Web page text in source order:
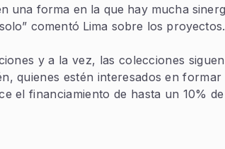
una forma en la que hay mucha
comentó Lima sobre los proyectos.
y a la vez, las colecciones
quienes estén interesados en
el financiamiento de hasta un 10%